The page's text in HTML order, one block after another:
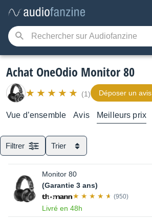
Achat OneOdio Monitor 80
(1) Déposer un avis
Vue d’ensemble Avis Meilleurs prix
Filtrer Trier
Monitor 80
(Garantie 3 ans)
(950)
Livré en 48h